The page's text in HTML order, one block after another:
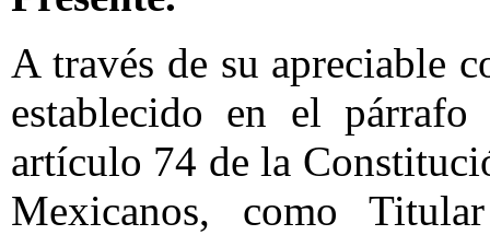
A través de su apreciable
establecido en el
artículo 74 de la
Mexicanos, como